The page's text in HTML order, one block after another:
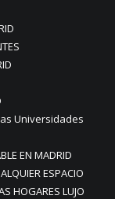
Universidades
EN MADRID
ESPACIO
HOGARES LUJO